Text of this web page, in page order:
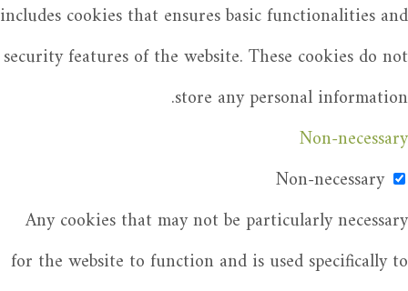
includes cookies that ensures basic functionalities and
security features of the website. These cookies do not
store any personal information.
Non-necessary
Non-necessary
Any cookies that may not be particularly necessary
for the website to function and is used specifically to